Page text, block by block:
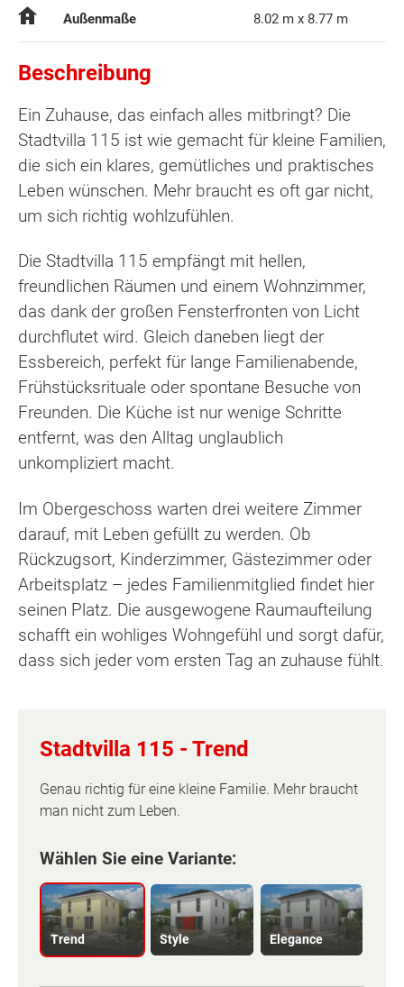
Außenmaße 8.02 m x 8.77 m
Beschreibung
Ein Zuhause, das einfach alles mitbringt? Die
Stadtvilla 115 ist wie gemacht für kleine Familien,
die sich ein klares, gemütliches und praktisches
Leben wünschen. Mehr braucht es oft gar nicht,
um sich richtig wohlzufühlen.
Die Stadtvilla 115 empfängt mit hellen,
freundlichen Räumen und einem Wohnzimmer,
das dank der großen Fensterfronten von Licht
durchflutet wird. Gleich daneben liegt der
Essbereich, perfekt für lange Familienabende,
Frühstücksrituale oder spontane Besuche von
Freunden. Die Küche ist nur wenige Schritte
entfernt, was den Alltag unglaublich
unkompliziert macht.
Im Obergeschoss warten drei weitere Zimmer
darauf, mit Leben gefüllt zu werden. Ob
Rückzugsort, Kinderzimmer, Gästezimmer oder
Arbeitsplatz – jedes Familienmitglied findet hier
seinen Platz. Die ausgewogene Raumaufteilung
schafft ein wohliges Wohngefühl und sorgt dafür,
dass sich jeder vom ersten Tag an zuhause fühlt.
Stadtvilla 115 - Trend
Genau richtig für eine kleine Familie. Mehr braucht
man nicht zum Leben.
Wählen Sie eine Variante:
Trend Style Elegance